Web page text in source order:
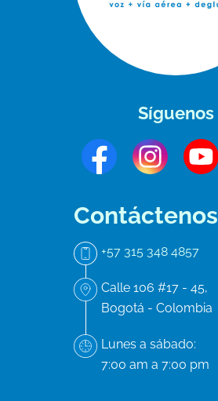
Síguenos
Contáctenos
+57 315 348 4857
Calle 106 #17 - 45,
Bogotá - Colombia
Lunes a sábado:
7:00 am a 7:00 pm